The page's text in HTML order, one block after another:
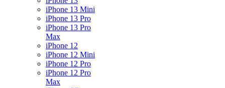
iPhone 13 Mini
iPhone 13 Pro
iPhone 13 Pro
Max
iPhone 12
iPhone 12 Mini
iPhone 12 Pro
iPhone 12 Pro
Max